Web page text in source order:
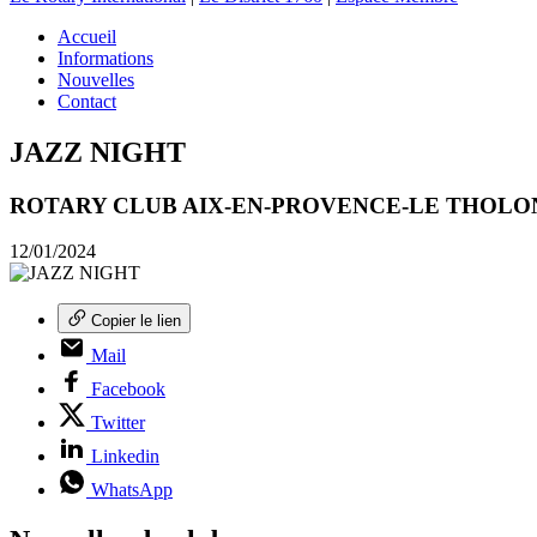
Accueil
Informations
Nouvelles
Contact
JAZZ NIGHT
ROTARY CLUB AIX-EN-PROVENCE-LE
12/01/2024
Copier le lien
Mail
Facebook
Twitter
Linkedin
WhatsApp